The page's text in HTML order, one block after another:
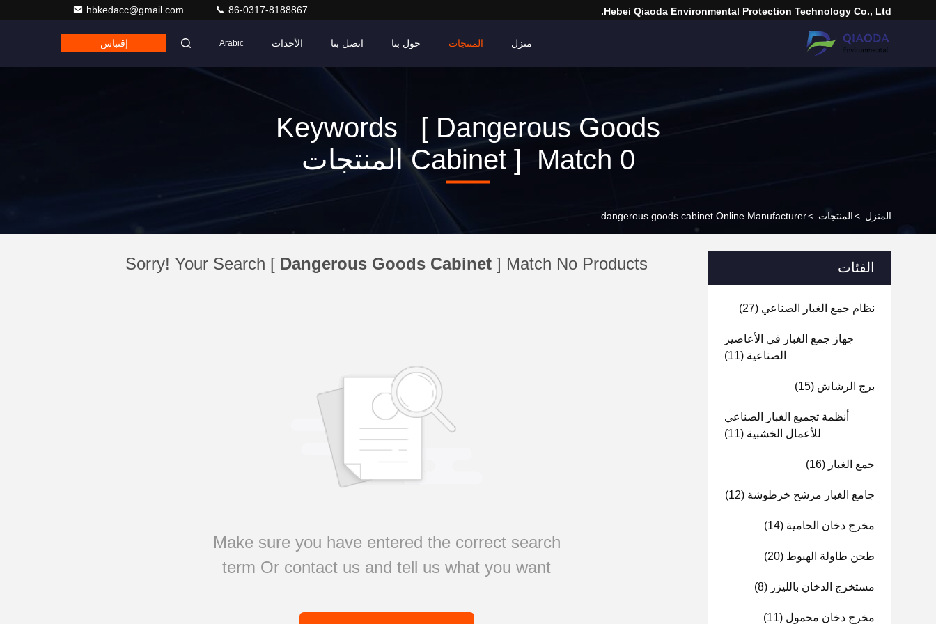
Hebei Qiaoda Environmental Protection Technology Co., Ltd.
hbkedacc@gmail.com 86-0317-8188867
منزل المنتجات حول بنا اتصل بنا الأحداث Arabic إقتباس
Keywords [ Dangerous Goods
Cabinet ] Match 0 المنتجات
المنزل >المنتجات >
dangerous goods cabinet Online Manufacturer
الفئات
نظام جمع الغبار الصناعي (27)
جهاز جمع الغبار في الأعاصير
الصناعية (11)
برج الرشاش (15)
أنظمة تجميع الغبار الصناعي
للأعمال الخشبية (11)
جمع الغبار (16)
جامع الغبار مرشح خرطوشة (12)
مخرج دخان الحامية (14)
طحن طاولة الهبوط (20)
مستخرج الدخان بالليزر (8)
مخرج دخان محمول (11)
Sorry! Your Search [ Dangerous Goods Cabinet ] Match No Products
Make sure you have entered the correct search
term Or contact us and tell us what you want